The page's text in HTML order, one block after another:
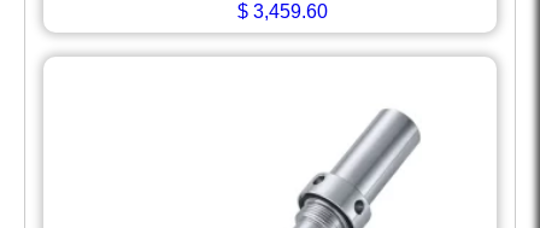
$3,459.60